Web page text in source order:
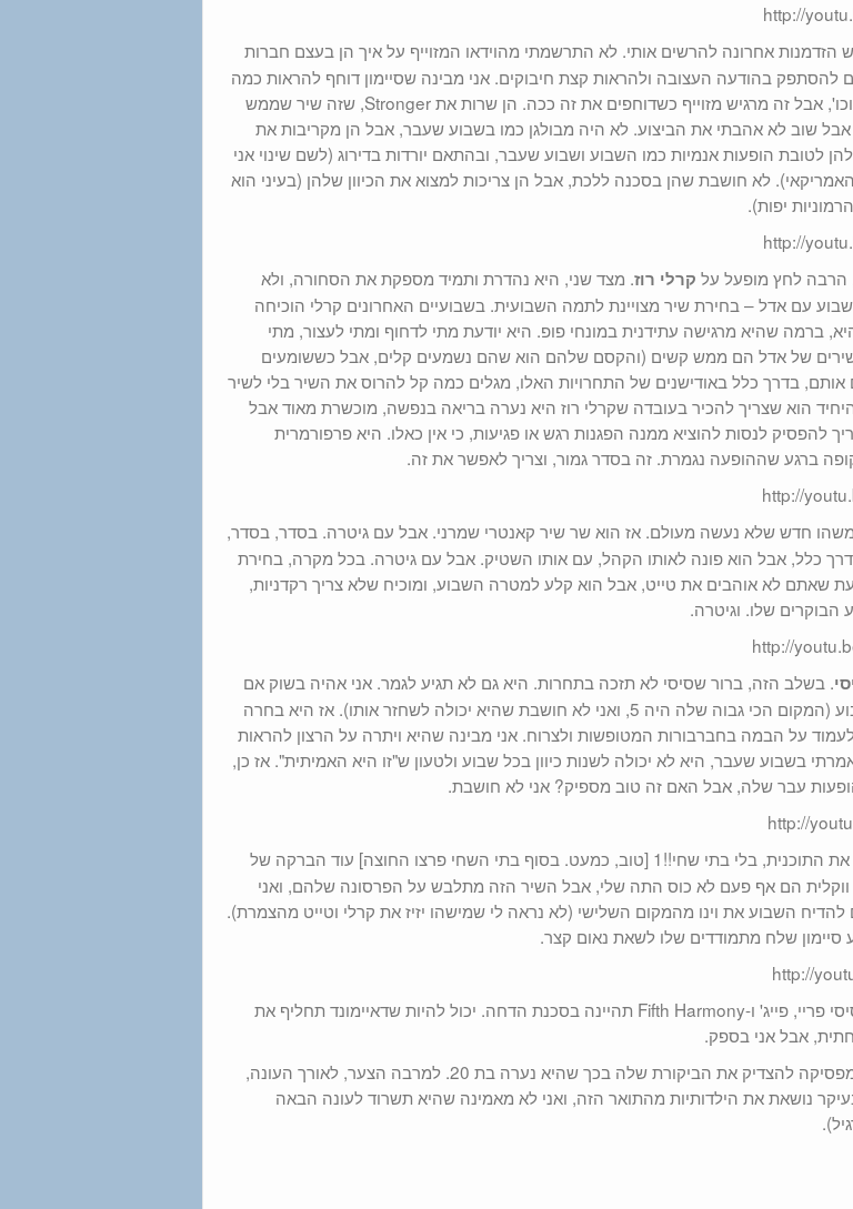
http://
הזדמנות אחרונה להרשים אותי. לא התרשמתי מהוידאו המזוייף על איך הן בעצם חברות
להסתפק בהודעה העצובה ולהראות קצת חיבוקים. אני מבינה שסיימון דוחף להראות כמה
הן אמיתיות וחברות וכו', אבל זה מרגיש מזוייף כשדוחפים את זה ככה. הן שרות את Stronger, שזה שיר שממש
שוב לא אהבתי את הביצוע. לא היה מבולגן כמו בשבוע שעבר, אבל הן מקריבות את
לטובת הופעות אנמיות כמו השבוע ושבוע שעבר, ובהתאם יורדות בדירוג (לשם שינוי אני
לא חושבת שהן בסכנה ללכת, אבל הן צריכות למצוא את הכיוון שלהן (בעיני הוא
יפות).
http://
לחץ מופעל על קרלי רוז. מצד שני, היא נהדרת ותמיד מספקת את הסחורה, ולא
עם אדל – בחירת שיר מצויינת לתמה השבועית. בשבועיים האחרונים קרלי הוכיחה
ברמה שהיא מרגישה עתידנית במונחי פופ. היא יודעת מתי לדחוף ומתי לעצור, מתי
של אדל הם ממש קשים (והקסם שלהם הוא שהם נשמעים קלים, אבל כששומעים
אותם, בדרך כלל באודישנים של התחרויות האלו, מגלים כמה קל להרוס את השיר בלי לשיר
הוא שצריך להכיר בעובדה שקרלי רוז היא נערה בריאה בנפשה, מוכשרת מאוד אבל
להפסיק לנסות להוציא ממנה הפגנות רגש או פגיעות, כי אין כאלו. היא פרפורמרית
ברגע שההופעה נגמרת. זה בסדר גמור, וצריך לאפשר את זה.
http://
חדש שלא נעשה מעולם. אז הוא שר שיר קאנטרי שמרני. אבל עם גיטרה. בסדר, בסדר,
כלל, אבל הוא פונה לאותו הקהל, עם אותו השטיק. אבל עם גיטרה. בכל מקרה, בחירת
שאתם לא אוהבים את טייט, אבל הוא קלע למטרה השבוע, ומוכיח שלא צריך רקדניות,
הבוקרים שלו. וגיטרה.
http://
. בשלב הזה, ברור שסיסי לא תזכה בתחרות. היא גם לא תגיע לגמר. אני אהיה בשוק אם
היא תשרוד את השבוע (המקום הכי גבוה שלה היה 5, ואני לא חושבת שהיא יכולה לשחזר אותו). אז היא בחרה
על הבמה בחברבורות המטופשות ולצרוח. אני מבינה שהיא ויתרה על הרצון להראות
בשבוע שעבר, היא לא יכולה לשנות כיוון בכל שבוע ולטעון ש"זו היא האמיתית". אז כן,
עבר שלה, אבל האם זה טוב מספיק? אני לא חושבת.
http://
סוגרים את התוכנית, בלי בתי שחי!!1 [טוב, כמעט. בסוף בתי השחי פרצו החוצה] עוד הברקה של
ווקלית הם אף פעם לא כוס התה שלי, אבל השיר הזה מתלבש על הפרסונה שלהם, ואני
השבוע את וינו מהמקום השלישי (לא נראה לי שמישהו יזיז את קרלי וטייט מהצמרת).
שלח מתמודדים שלו לשאת נאום קצר.
http://
ההימור שלי הוא שסיסי פריי, פייג' ו-Fifth Harmony תהיינה בסכנת הדחה. יכול להיות שדאיימונד תחליף את
מעבר לכך, דמי לא מפסיקה להצדיק את הביקורת שלה בכך שהיא נערה בת 20. למרבה הצער, לאורך העונה,
נושאת את הילדותיות מהתואר הזה, ואני לא מאמינה שהיא תשרוד לעונה הבאה